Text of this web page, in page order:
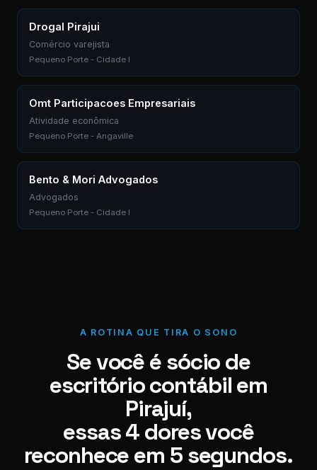
Drogal Pirajui
Comércio varejista
Pequeno Porte - Cidade I
Omt Participacoes Empresariais
Atividade econômica
Pequeno Porte - Angaville
Bento & Mori Advogados
Advogados
Pequeno Porte - Cidade I
A ROTINA QUE TIRA O SONO
Se você é sócio de
escritório contábil em
Pirajuí,
essas 4 dores você
reconhece em 5 segundos.